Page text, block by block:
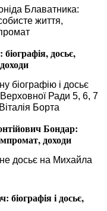
Блаватника:
життя,
досьє,
біографію і досьє
Ради 5, 6, 7
Борта
Бондар:
доходи
досьє на Михайла
біографія і досьє,